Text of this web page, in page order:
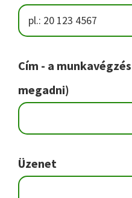
Cím - a
megadni)
Üzenet